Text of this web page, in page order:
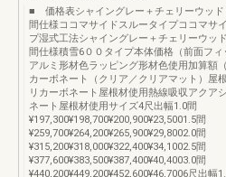
■ 価格表シャイングレー＋チェリーウッド
間仕様ココマサイドスルータイプココマサ
プ湿式工法シャイングレー＋チェリーウッ
間仕様積雪6００タイプ本体価格（前面フィ
アルミ形材色ラッピング形材色使用加算額
カーボネート（クリア／クリアマット）屋
リカーボネート屋根材使用熱線吸収アクア
ネート屋根材使用サイズ4尺出幅1.0間
¥197,300¥198,700¥200,900¥23,5001.5間
¥259,700¥264,200¥265,900¥29,8002.0間
¥315,200¥318,000¥322,400¥34,1002.5間
¥377,600¥383,500¥387,400¥40,4003.0間
¥440,200¥449,200¥452,600¥46,7006尺出幅